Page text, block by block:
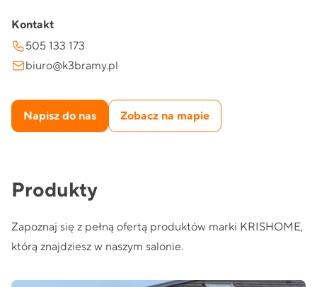
Kontakt
505 133 173
biuro@k3bramy.pl
Napisz do nas Zobacz na mapie
Produkty
Zapoznaj się z pełną ofertą produktów marki KRISHOME,
którą znajdziesz w naszym salonie.